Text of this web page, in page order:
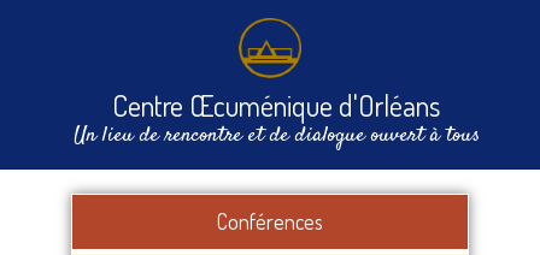
Centre Œcuménique d'Orléans
Un lieu de rencontre et de dialogue ouvert à tous
Conférences